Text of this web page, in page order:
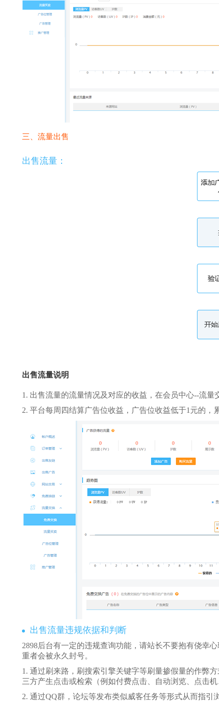
三、流量出售
出售流量：
出售流量说明
1. 出售流量的流量情况及对应的收益，在会员中心--流
2. 平台每周四结算广告位收益，广告位收益低于1元的，
出售流量违规依据和判断
2898后台有一定的违规查询功能，请站长不要抱有侥幸
重者会被永久封号。
1. 通过刷来路，刷搜索引擎关键字等刷量掺假量的作弊
三方产生点击或检索（例如付费点击、自动浏览、点击
2. 通过QQ群，论坛等发布类似威客任务等形式从而指引